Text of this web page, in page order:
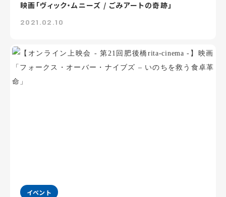
映画「ヴィック・ムニーズ / ごみアートの奇跡」
2021.02.10
イベント